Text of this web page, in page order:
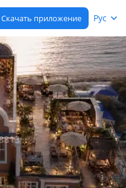
Скачать приложение Рус